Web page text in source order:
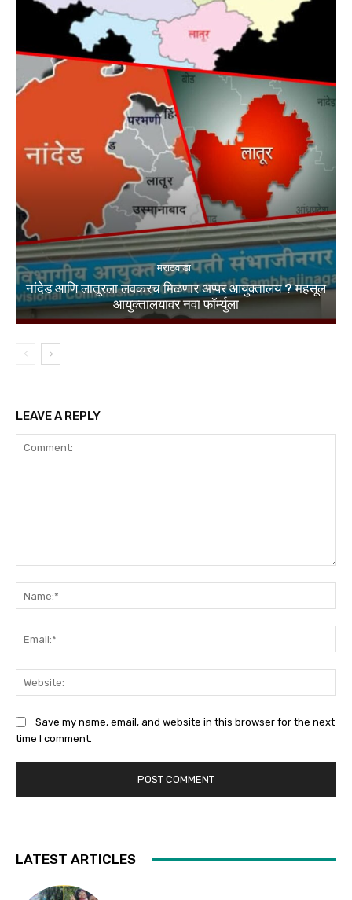
मराठवाडा
नांदेड आणि लातूरला लवकरच मिळणार अप्पर आयुक्तालय ? महसूल
आयुक्तालयावर नवा फॉर्म्युला
LEAVE A REPLY
Save my name, email, and website in this browser for the next
time I comment.
LATEST ARTICLES